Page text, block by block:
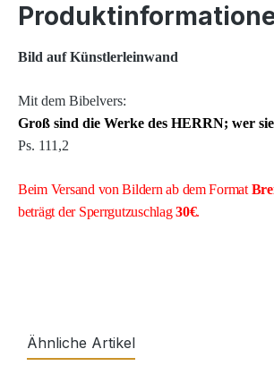
Bild auf Künstlerleinwand
Mit dem Bibelvers:
Groß sind die Werke des HERRN; wer
Ps. 111,2
Beim Versand von Bildern ab dem Format
beträgt der Sperrgutzuschlag30€.
Ähnliche Artikel